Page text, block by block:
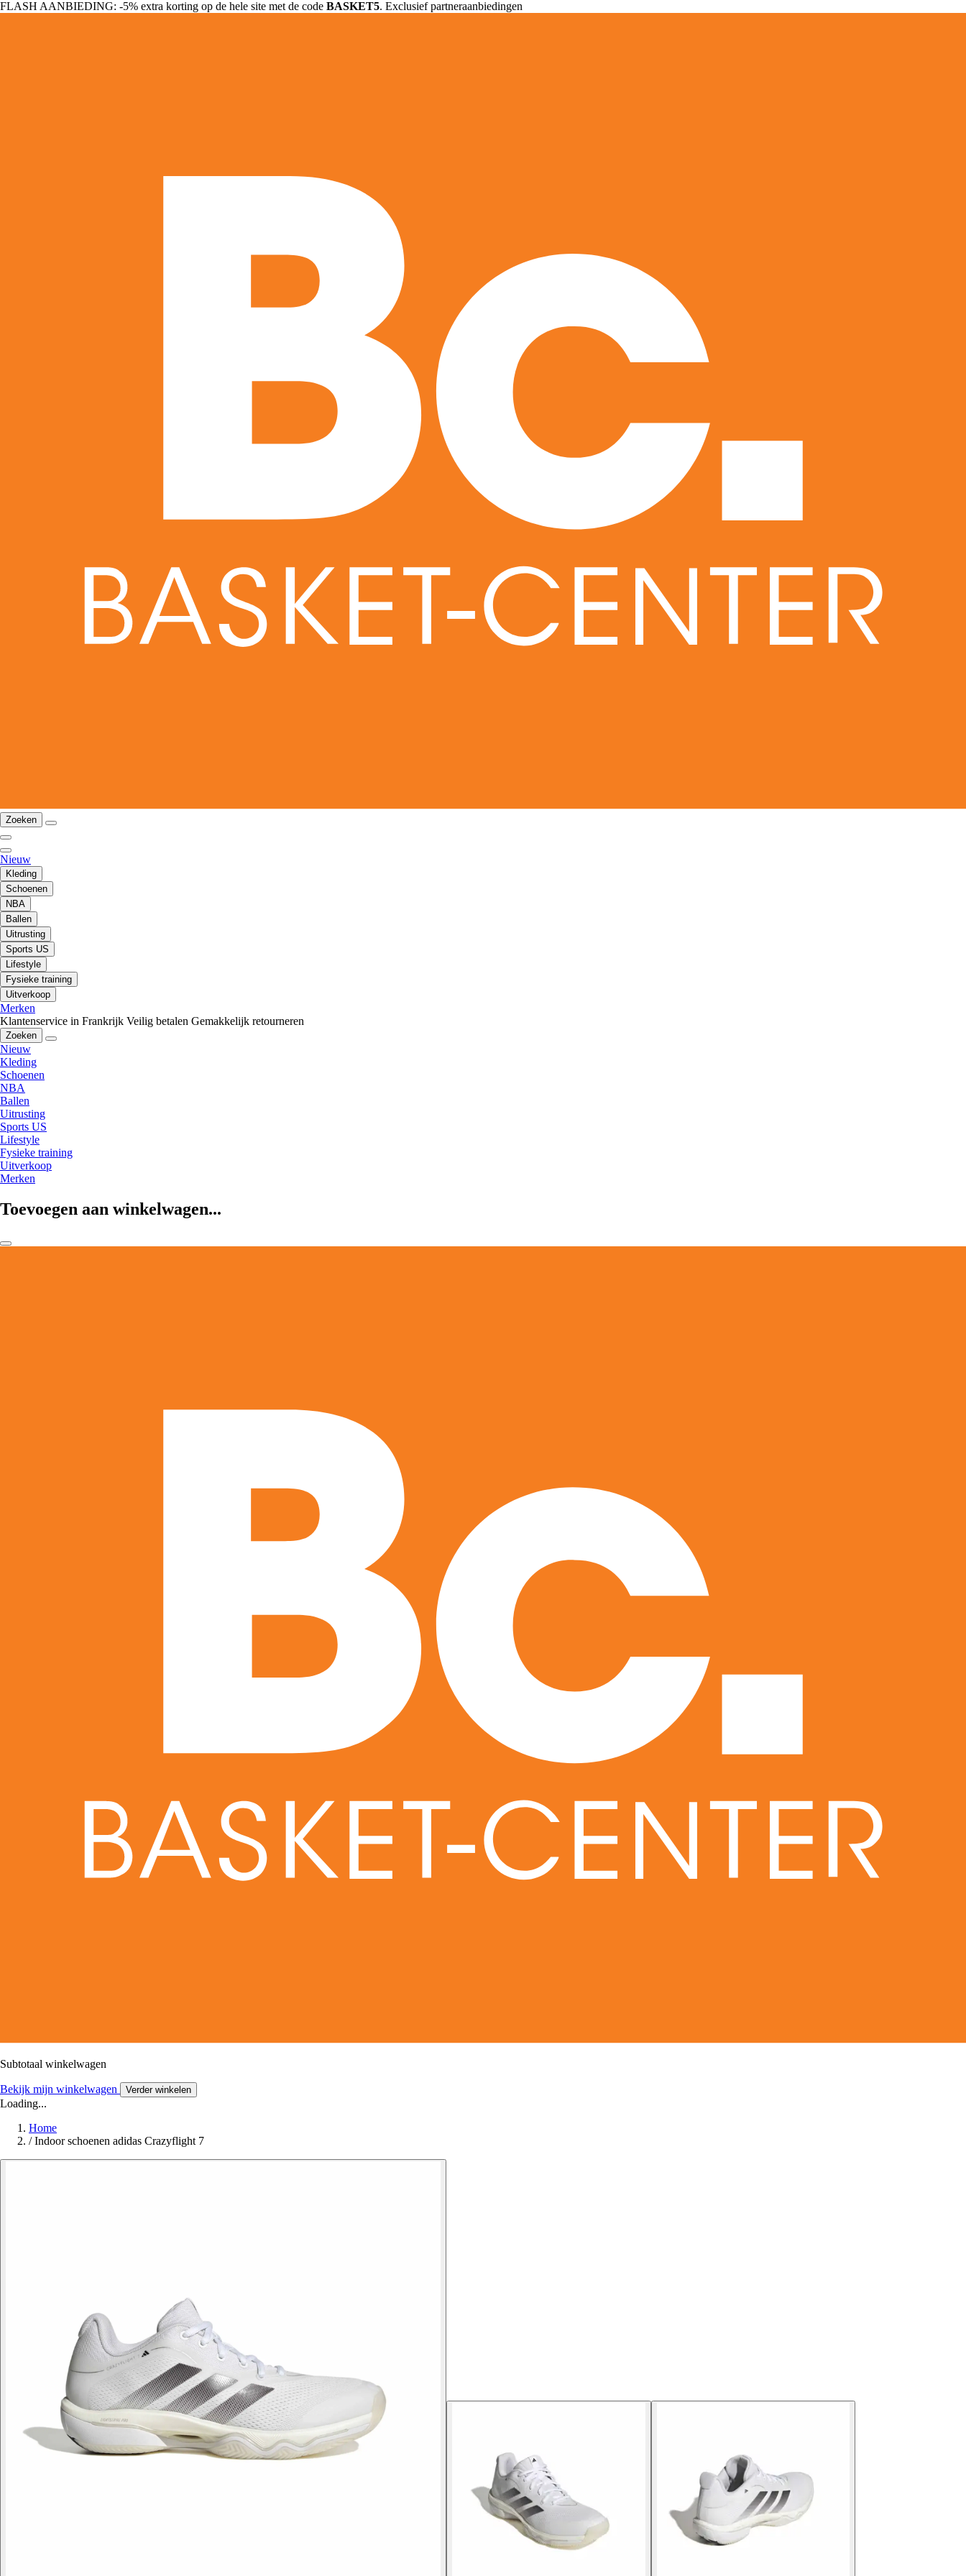
FLASH AANBIEDING: -5% extra korting op de hele site met de code BASKET5. Exclusief partneraanbiedingen
Zoeken
Nieuw
Kleding
Schoenen
NBA
Ballen
Uitrusting
Sports US
Lifestyle
Fysieke training
Uitverkoop
Merken
Klantenservice in Frankrijk Veilig betalen Gemakkelijk retourneren
Zoeken
Nieuw
Kleding
Schoenen
NBA
Ballen
Uitrusting
Sports US
Lifestyle
Fysieke training
Uitverkoop
Merken
Toevoegen aan winkelwagen...
Subtotaal winkelwagen
Bekijk mijn winkelwagen Verder winkelen
Loading...
Home
/ Indoor schoenen adidas Crazyflight 7